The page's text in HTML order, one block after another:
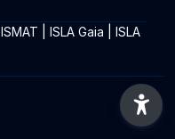
ISMAT ISLA Gaia
ISLA